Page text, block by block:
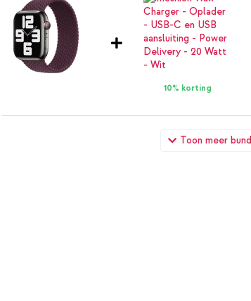
Toon meer
10% korting
Apple Gevlochten solobandje Apple Watch | 38/40/
Cover Hardcase Apple Watch 4 / 5 / 6 / SE - 40 mm -